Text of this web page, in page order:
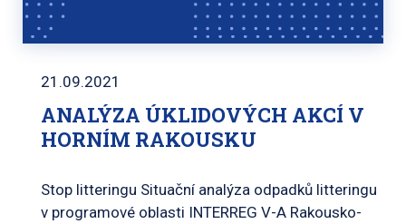
21.09.2021
ANALÝZA ÚKLIDOVÝCH AKCÍ V
HORNÍM RAKOUSKU
Stop litteringu Situační analýza odpadků litteringu
v programové oblasti INTERREG V-A Rakousko-